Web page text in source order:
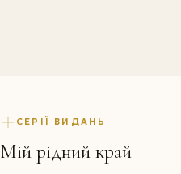
СЕРІЇ ВИДАНЬ
Мій рідний край